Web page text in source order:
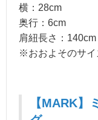
横：28cm
奥行：6cm
肩紐長さ：140cm
※おおよそのサイ
【MARK】